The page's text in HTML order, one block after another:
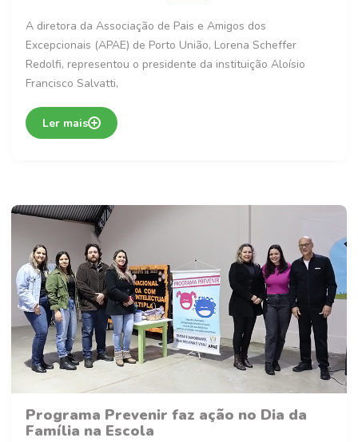
A diretora da Associação de Pais e Amigos dos
Excepcionais (APAE) de Porto União, Lorena Scheffer
Redolfi, representou o presidente da instituição Aloísio
Francisco Salvatti,
Ler mais
Programa Prevenir faz ação no Dia da
Família na Escola